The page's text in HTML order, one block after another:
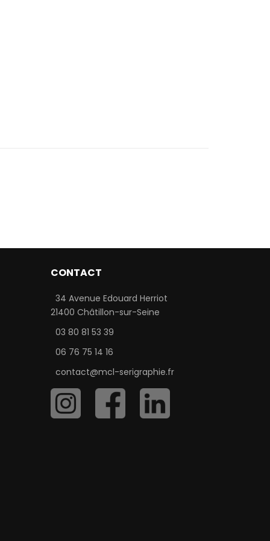
CONTACT
34 Avenue Edouard Herriot
21400 Châtillon-sur-Seine
03 80 81 53 39
06 76 75 14 16
contact@mcl-serigraphie.fr